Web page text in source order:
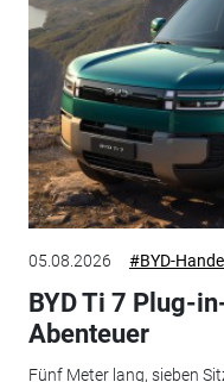
05.08.2026 #BYD-Handel
BYD Ti 7 Plug-
Abenteuer
Fünf Meter lang, sieben